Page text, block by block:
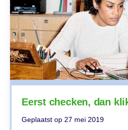
Eerst checken, dan
Geplaatst op 27 mei 2019